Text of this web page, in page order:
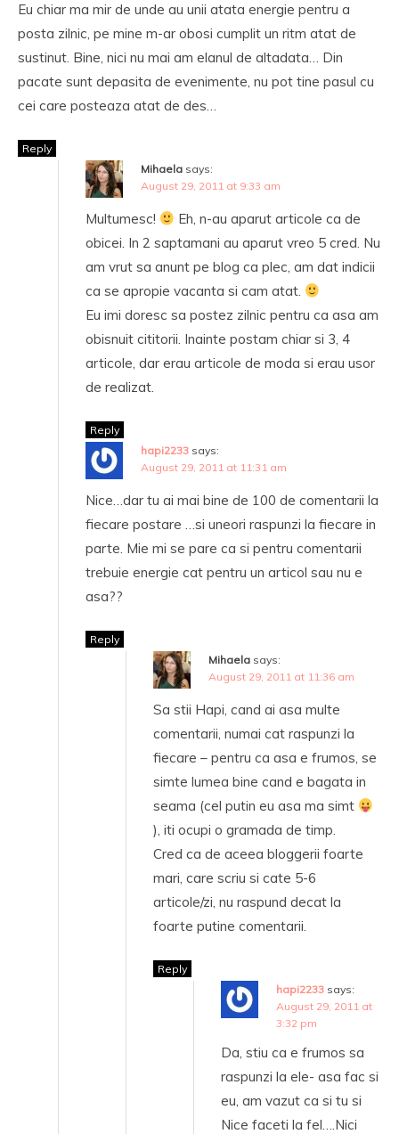
Eu chiar ma mir de unde au unii atata energie pentru a
posta zilnic, pe mine m-ar obosi cumplit un ritm atat de
sustinut. Bine, nici nu mai am elanul de altadata… Din
pacate sunt depasita de evenimente, nu pot tine pasul cu
cei care posteaza atat de des…
Reply
Mihaela says:
August 29, 2011 at 9:33 am
Multumesc!
Eh, n-au aparut articole ca de
obicei. In 2 saptamani au aparut vreo 5 cred. Nu
am vrut sa anunt pe blog ca plec, am dat indicii
ca se apropie vacanta si cam atat.
Eu imi doresc sa postez zilnic pentru ca asa am
obisnuit cititorii. Inainte postam chiar si 3, 4
articole, dar erau articole de moda si erau usor
de realizat.
Reply
hapi2233 says:
August 29, 2011 at 11:31 am
Nice…dar tu ai mai bine de 100 de comentarii la
fiecare postare …si uneori raspunzi la fiecare in
parte. Mie mi se pare ca si pentru comentarii
trebuie energie cat pentru un articol sau nu e
asa??
Reply
Mihaela says:
August 29, 2011 at 11:36 am
Sa stii Hapi, cand ai asa multe
comentarii, numai cat raspunzi la
fiecare – pentru ca asa e frumos, se
simte lumea bine cand e bagata in
seama (cel putin eu asa ma simt
), iti ocupi o gramada de timp.
Cred ca de aceea bloggerii foarte
mari, care scriu si cate 5-6
articole/zi, nu raspund decat la
foarte putine comentarii.
Reply
hapi2233 says:
August 29, 2011 at
3:32 pm
Da, stiu ca e frumos sa
raspunzi la ele- asa fac si
eu, am vazut ca si tu si
Nice faceti la fel….Nici